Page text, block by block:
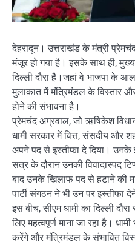
देहरादून। उत्तराखंड के मंत्री
मंजूर हो गया है। इसके साथ ही,
दिल्ली दौरा है।जहां वे भाजपा के
मुलाकात में मंत्रिमंडल के विस्तार और
होने की संभावना है।
प्रेमचंद अग्रवाल, जो ऋषिकेश
धामी सरकार में वित्त, संसदीय और
अपने पद से इस्तीफा दे दिया।
सत्र के दौरान उनकी विवादास्पद
बाद उनके खिलाफ पद से हटाने की
पार्टी संगठन ने भी उन पर इस्तीफा
इस बीच, सीएम धामी का दिल्ली
लिए महत्वपूर्ण माना जा रहा है।
करेंगे और मंत्रिमंडल के संभावित